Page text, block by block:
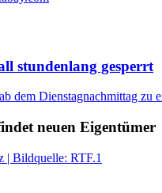
stundenlang gesperrt
dem Dienstagnachmittag zu
neuen Eigentümer